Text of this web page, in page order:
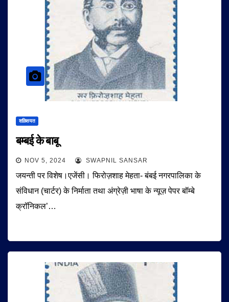
शख़्सियत
बम्बई के बाबू
NOV 5, 2024 SWAPNIL SANSAR
जयन्ती पर विशेष।एजेंसी। फिरोज़शाह मेहता- बंबई नगरपालिका के
संविधान (चार्टर) के निर्माता तथा अंग्रेज़ी भाषा के न्यूज़ पेपर बॉम्बे
क्रॉनिकल’…